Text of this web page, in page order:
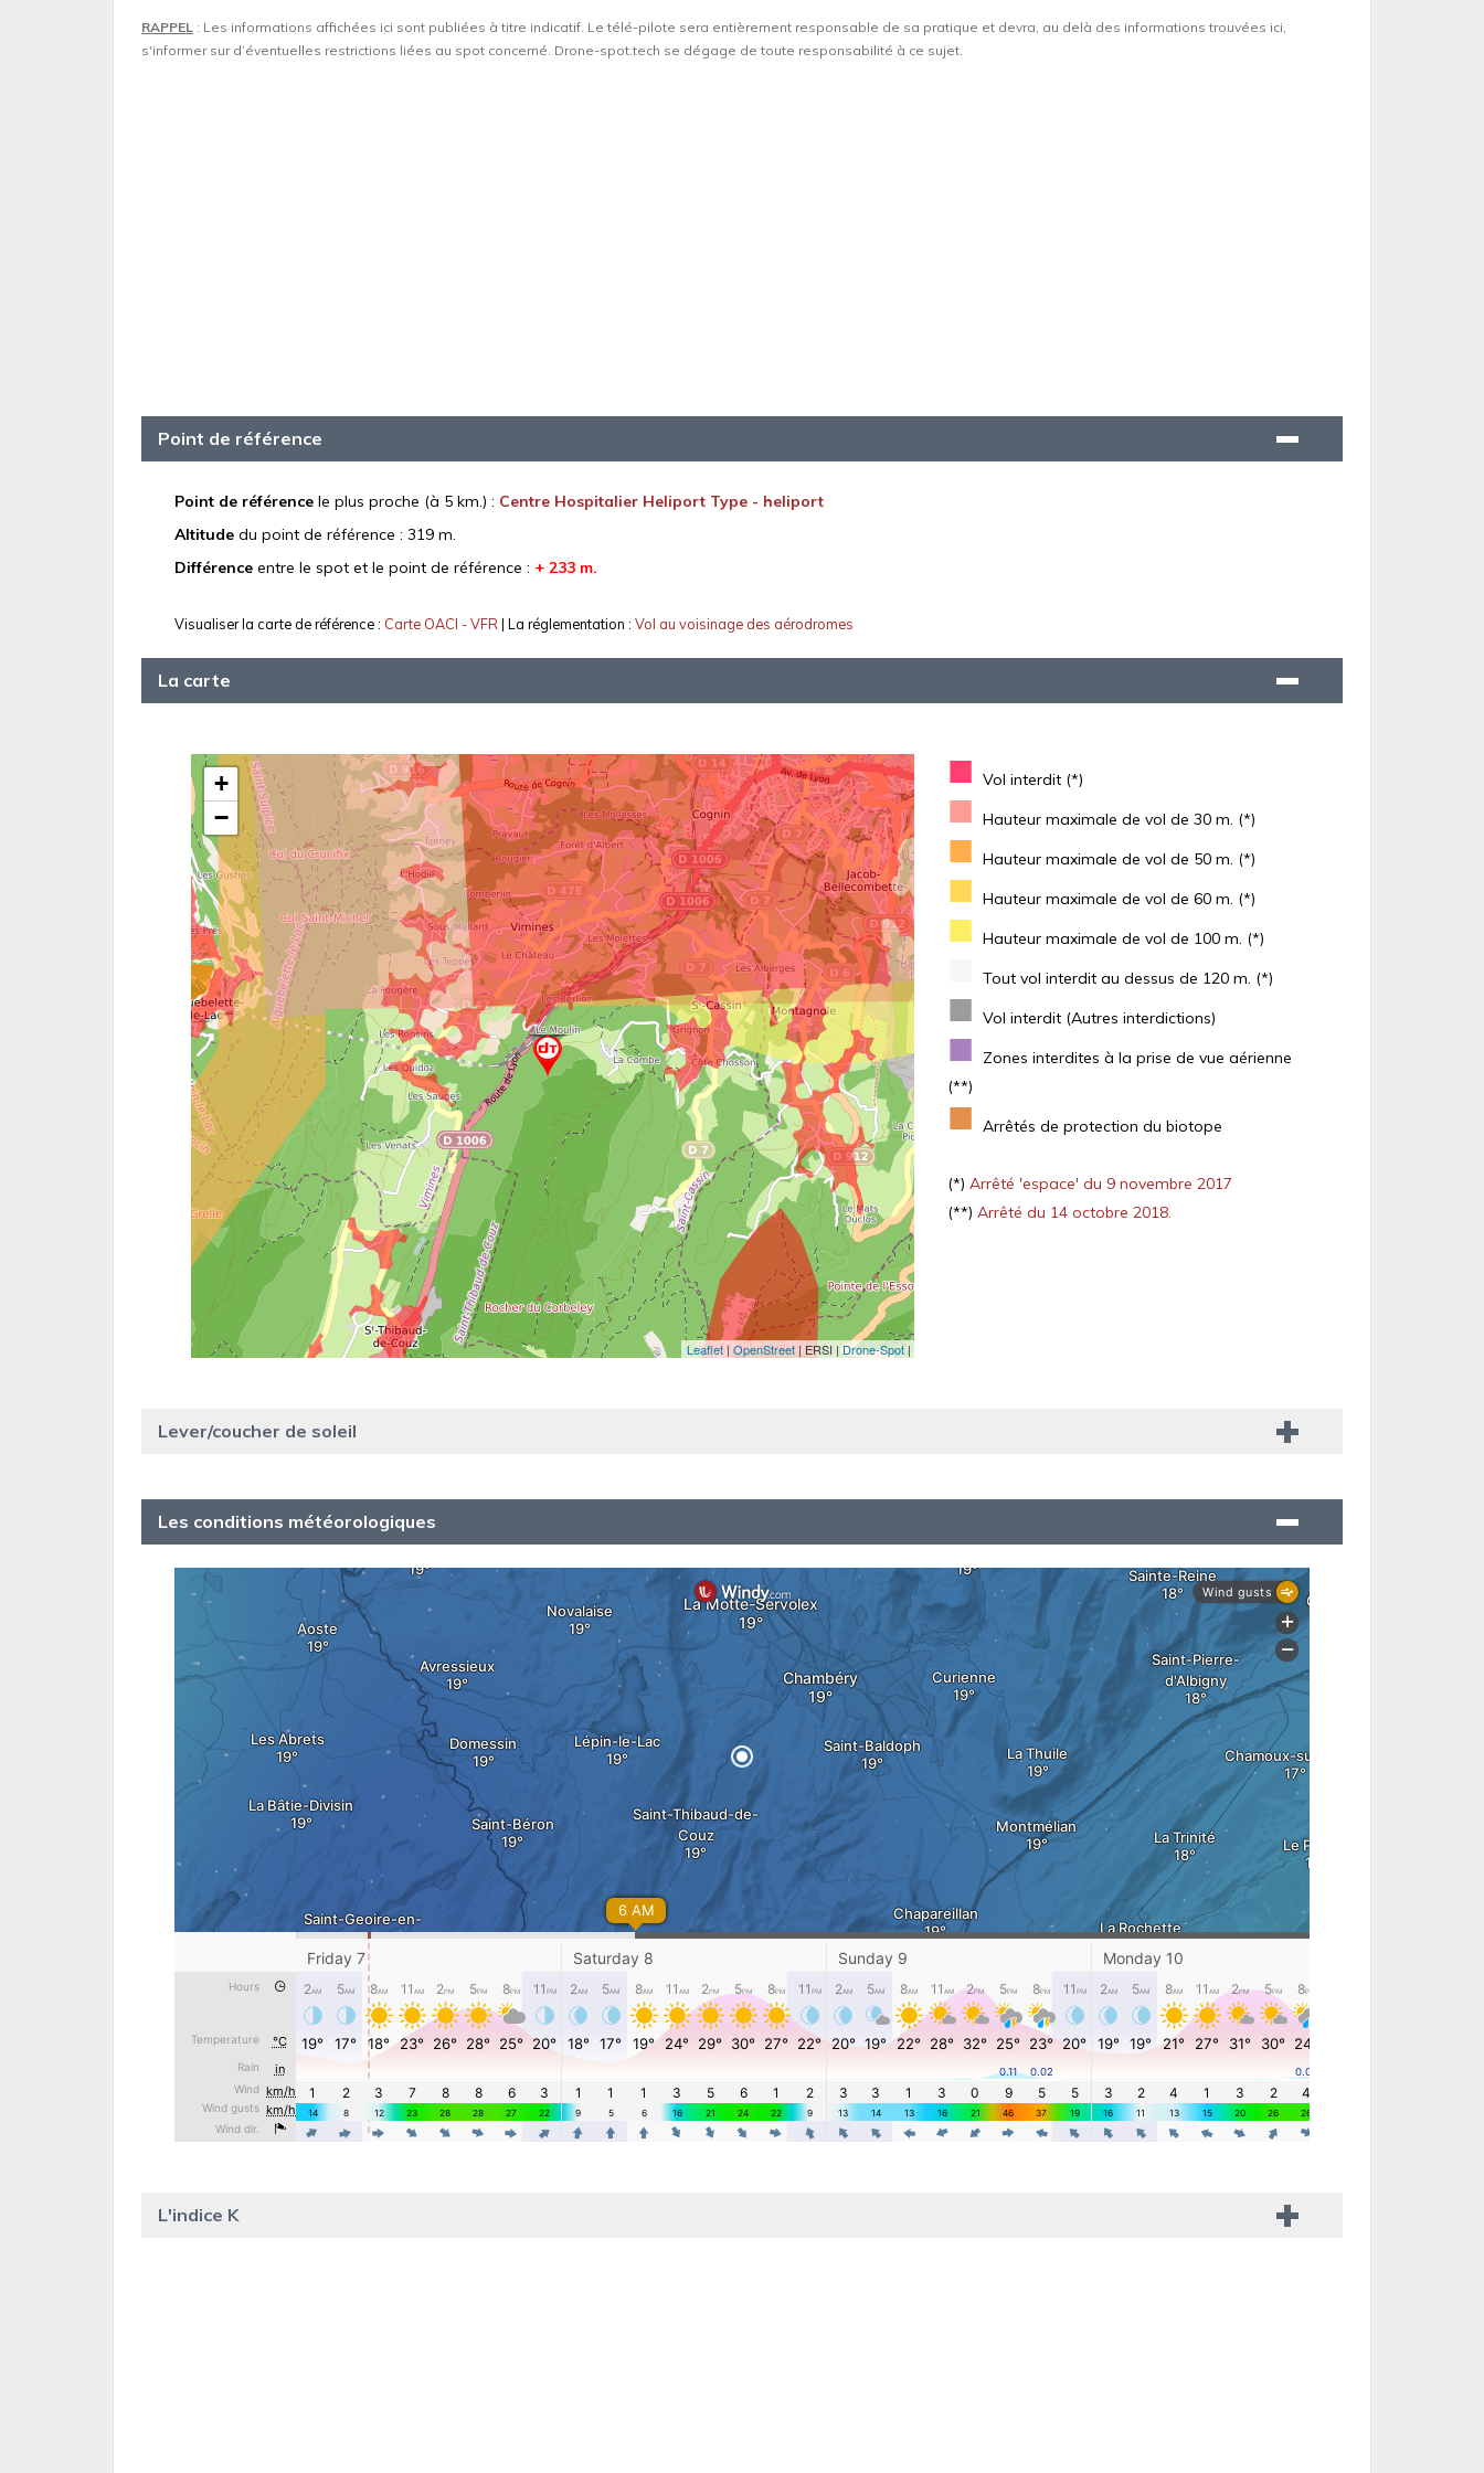
RAPPEL : Les informations affichées ici sont publiées à titre indicatif. Le télé-pilote sera entièrement responsable de sa pratique et devra, au delà des informations trouvées ici,
s'informer sur d’éventuelles restrictions liées au spot concerné. Drone-spot.tech se dégage de toute responsabilité à ce sujet.
Point de référence
Point de référence le plus proche (à 5 km.) : Centre Hospitalier Heliport Type - heliport
Altitude du point de référence : 319 m.
Différence entre le spot et le point de référence : + 233 m.
Visualiser la carte de référence : Carte OACI - VFR| La réglementation : Vol au voisinage des aérodromes
La carte
■ Vol interdit (*)
■ Hauteur maximale de vol de 30 m. (*)
■ Hauteur maximale de vol de 50 m. (*)
■ Hauteur maximale de vol de 60 m. (*)
■ Hauteur maximale de vol de 100 m. (*)
Tout vol interdit au dessus de 120 m. (*)
■ Vol interdit (Autres interdictions)
■
Zones interdites à la prise de vue aérienne
(**)
■ Arrêtés de protection du biotope
(*) Arrêté 'espace' du 9 novembre 2017
(**) Arrêté du 14 octobre 2018.
Lever/coucher de soleil
Les conditions météorologiques
L'indice K